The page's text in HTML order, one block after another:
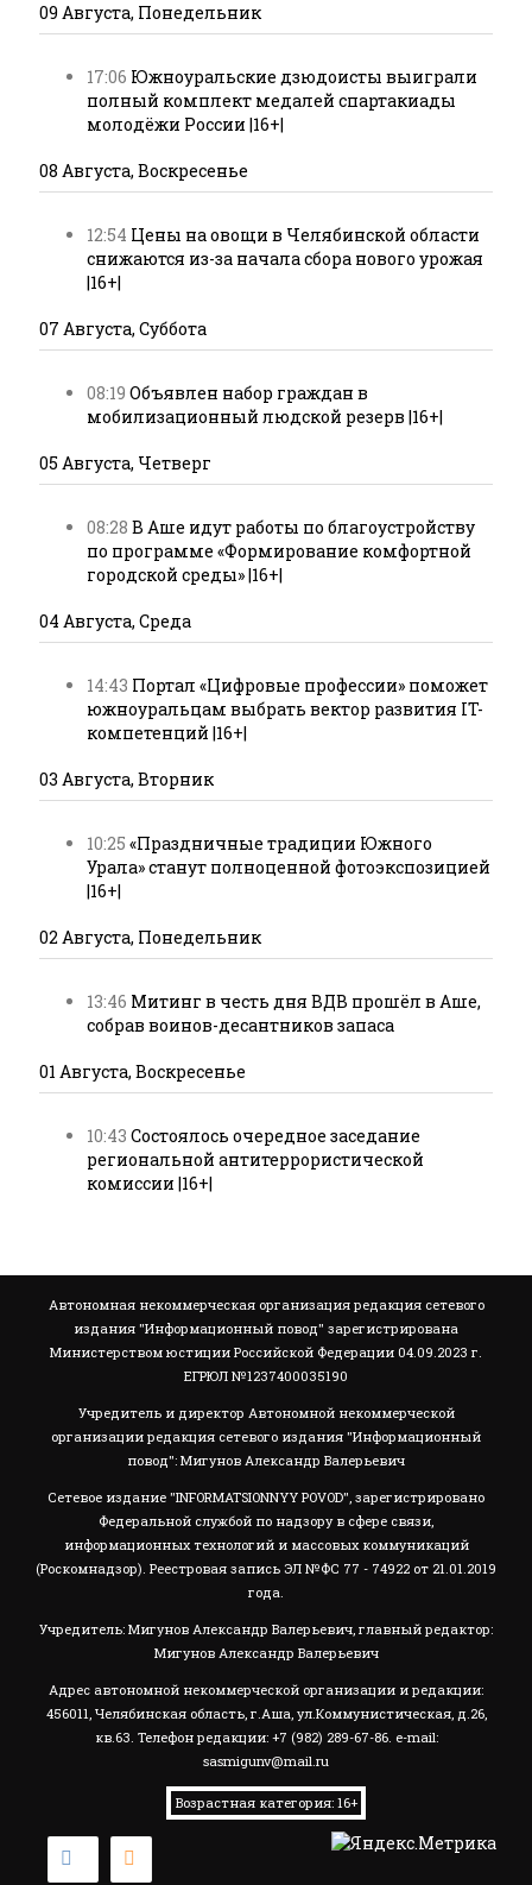
09 Августа, Понедельник
17:06 Южноуральские дзюдоисты выиграли
полный комплект медалей спартакиады
молодёжи России |16+|
08 Августа, Воскресенье
12:54 Цены на овощи в Челябинской области
снижаются из-за начала сбора нового урожая
|16+|
07 Августа, Суббота
08:19 Объявлен набор граждан в
мобилизационный людской резерв |16+|
05 Августа, Четверг
08:28 В Аше идут работы по благоустройству
по программе «Формирование комфортной
городской среды» |16+|
04 Августа, Среда
14:43 Портал «Цифровые профессии» поможет
южноуральцам выбрать вектор развития IT-
компетенций |16+|
03 Августа, Вторник
10:25 «Праздничные традиции Южного
Урала» станут полноценной фотоэкспозицией
|16+|
02 Августа, Понедельник
13:46 Митинг в честь дня ВДВ прошёл в Аше,
собрав воинов-десантников запаса
01 Августа, Воскресенье
10:43 Состоялось очередное заседание
региональной антитеррористической
комиссии |16+|
Автономная некоммерческая организация редакция сетевого
издания "Информационный повод" зарегистрирована
Министерством юстиции Российской Федерации 04.09.2023 г.
ЕГРЮЛ №1237400035190
Учредитель и директор Автономной некоммерческой
организации редакция сетевого издания "Информационный
повод": Мигунов Александр Валерьевич
Сетевое издание "INFORMATSIONNYY POVOD", зарегистрировано
Федеральной службой по надзору в сфере связи,
информационных технологий и массовых коммуникаций
(Роскомнадзор). Реестровая запись ЭЛ №ФС 77 - 74922 от 21.01.2019
года.
Учредитель: Мигунов Александр Валерьевич, главный редактор:
Мигунов Александр Валерьевич
Адрес автономной некоммерческой организации и редакции:
456011, Челябинская область, г.Аша, ул.Коммунистическая, д.26,
кв.63. Телефон редакции: +7 (982) 289-67-86. e-mail:
sasmigunv@mail.ru
Возрастная категория: 16+